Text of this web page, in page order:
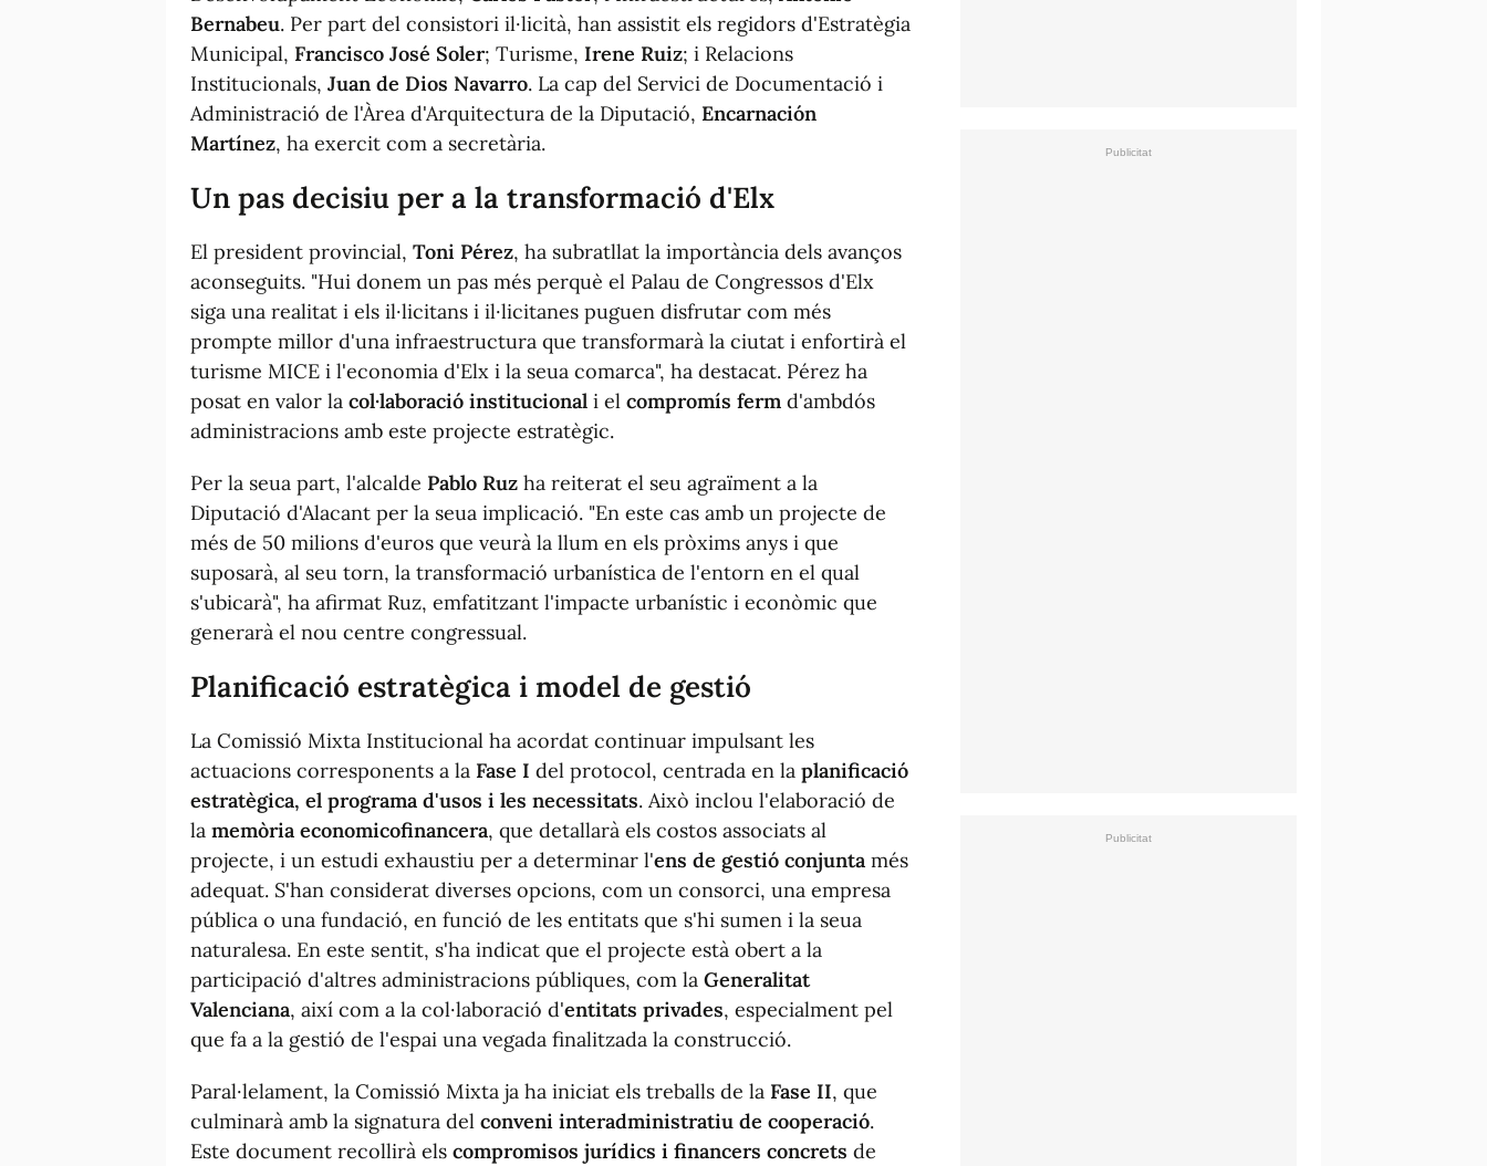
Bernabeu. Per part del consistori il·licità, han assistit els regidors d'Estratègia
Municipal, Francisco José Soler; Turisme, Irene Ruiz; i Relacions
Institucionals, Juan de Dios Navarro. La cap del Servici de Documentació i
Administració de l'Àrea d'Arquitectura de la Diputació, Encarnación
Martínez, ha exercit com a secretària.
Un pas decisiu per a la transformació d'Elx
El president provincial, Toni Pérez, ha subratllat la importància dels avanços
aconseguits. "Hui donem un pas més perquè el Palau de Congressos d'Elx
siga una realitat i els il·licitans i il·licitanes puguen disfrutar com més
prompte millor d'una infraestructura que transformarà la ciutat i enfortirà el
turisme MICE i l'economia d'Elx i la seua comarca", ha destacat. Pérez ha
posat en valor la col·laboració institucional i el compromís ferm d'ambdós
administracions amb este projecte estratègic.
Per la seua part, l'alcalde Pablo Ruz ha reiterat el seu agraïment a la
Diputació d'Alacant per la seua implicació. "En este cas amb un projecte de
més de 50 milions d'euros que veurà la llum en els pròxims anys i que
suposarà, al seu torn, la transformació urbanística de l'entorn en el qual
s'ubicarà", ha afirmat Ruz, emfatitzant l'impacte urbanístic i econòmic que
generarà el nou centre congressual.
Planificació estratègica i model de gestió
La Comissió Mixta Institucional ha acordat continuar impulsant les
actuacions corresponents a la Fase I del protocol, centrada en la planificació
estratègica, el programa d'usos i les necessitats. Això inclou l'elaboració de
la memòria economicofinancera, que detallarà els costos associats al
projecte, i un estudi exhaustiu per a determinar l'ens de gestió conjunta més
adequat. S'han considerat diverses opcions, com un consorci, una empresa
pública o una fundació, en funció de les entitats que s'hi sumen i la seua
naturalesa. En este sentit, s'ha indicat que el projecte està obert a la
participació d'altres administracions públiques, com la Generalitat
Valenciana, així com a la col·laboració d'entitats privades, especialment pel
que fa a la gestió de l'espai una vegada finalitzada la construcció.
Paral·lelament, la Comissió Mixta ja ha iniciat els treballs de la Fase II, que
culminarà amb la signatura del conveni interadministratiu de cooperació.
Este document recollirà els compromisos jurídics i financers concrets de